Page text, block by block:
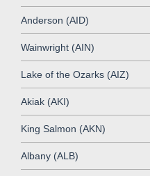
Anderson (AID)
Wainwright (AIN)
Lake of the Ozarks (AIZ)
Akiak (AKI)
King Salmon (AKN)
Albany (ALB)